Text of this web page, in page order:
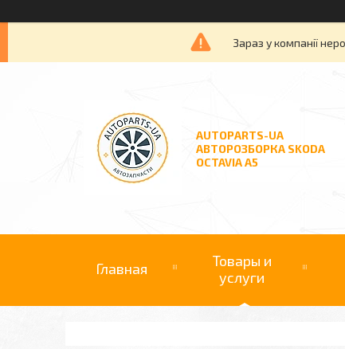
Зараз у компанії
AUTOPARTS-UA
АВТОРОЗБОРКА SKODA
OCTAVIA A5
Главная
Товары и
услуги